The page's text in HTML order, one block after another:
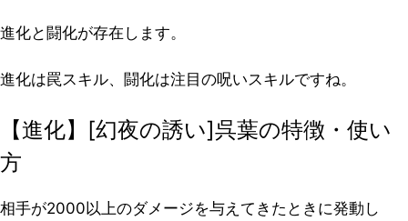
進化と闘化が存在します。
進化は罠スキル、闘化は注目の呪いスキルですね。
【進化】[幻夜の誘い]呉葉の特徴・使い
方
相手が2000以上のダメージを与えてきたときに発動し